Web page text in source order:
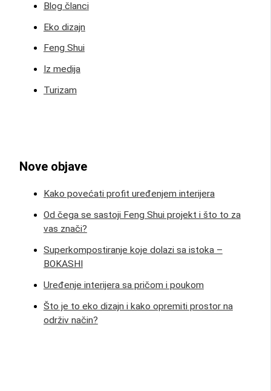
Blog članci
Eko dizajn
Feng Shui
Iz medija
Turizam
Nove objave
Kako povećati profit uređenjem interijera
Od čega se sastoji Feng Shui projekt i što to za
vas znači?
Superkompostiranje koje dolazi sa istoka –
BOKASHI
Uređenje interijera sa pričom i poukom
Što je to eko dizajn i kako opremiti prostor na
održiv način?